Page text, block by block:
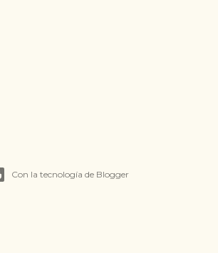
Con la tecnología de Blogger